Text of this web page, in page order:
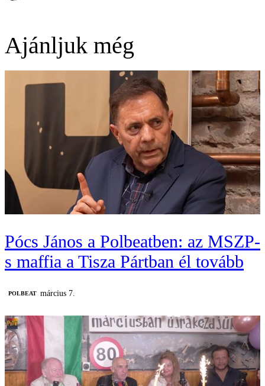
Ajánljuk még
Pócs János a Polbeatben: az MSZP-
s maffia a Tisza Pártban él tovább
‎POLBEAT március 7.